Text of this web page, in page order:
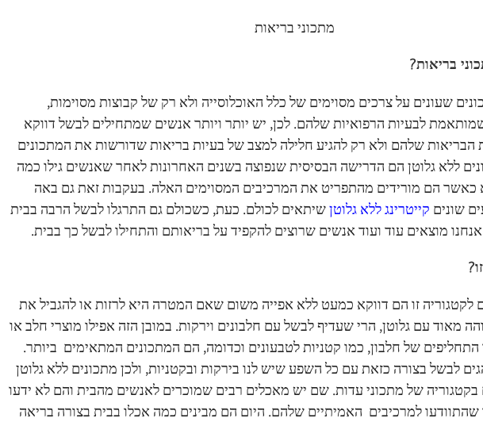
בריאות?
שעונים על צרכים מסוימים של כלל האוכלוסייה ולא רק של קבוצות מסוימות,
לבעיות הרפואיות שלהם. לכן, יש יותר ויותר אנשים שמתחילים לבשל דווקא
שלהם ולא רק להגיע חלילה למצב של בעיות בריאות שדורשות את המתכונים
ללא גלוטן הם הדרישה הבסיסית שנפוצה בשנים האחרונות לאחר שאנשים גילו כמה
כאשר הם מורידים מהתפריט את המרכיבים המסוימים האלה. בעקבות זאת גם באה
שונים קייטרינג ללא גלוטןשיתאים לכולם. כעת, כשכולם גם התרגלו לבשל הרבה בבית
מוצאים עוד ועוד אנשים שרוצים להקפיד על בריאותם והתחילו לבשל כך בבית.
לקטגוריה זו הם דווקא כמעט ללא אפייה משום שאם המטרה היא לרזות או להגביל את
מאוד עם גלוטן, הרי שעדיף לבשל עם חלבונים וירקות. במובן הזה אפילו מוצרי חלב או
התחליפים של חלבון, כמו קטניות לטבעונים וכדומה, הם המתכונים המתאימים ביותר.
לבשל בצורה כזאת עם כל השפע שיש לנו בירקות ובקטניות, ולכן מתכונים ללא גלוטן
של מתכוני עדות. שם יש מאכלים רבים שמוכרים לאנשים מהבית והם לא ידעו
למרכיבים האמיתיים שלהם. היום הם מבינים כמה אכלו בבית בצורה בריאה